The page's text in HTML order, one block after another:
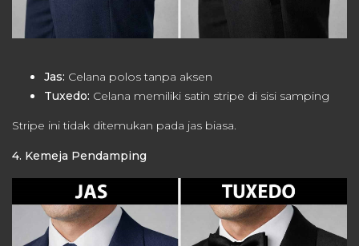
Jas: Celana polos tanpa aksen
Tuxedo: Celana memiliki satin stripe di sisi samping
Stripe ini tidak ditemukan pada jas biasa.
4. Kemeja Pendamping